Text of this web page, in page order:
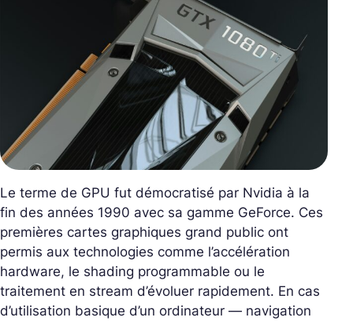
Le terme de GPU fut démocratisé par Nvidia à la
fin des années 1990 avec sa gamme GeForce. Ces
premières cartes graphiques grand public ont
permis aux technologies comme l’accélération
hardware, le shading programmable ou le
traitement en stream d’évoluer rapidement. En cas
d’utilisation basique d’un ordinateur — navigation